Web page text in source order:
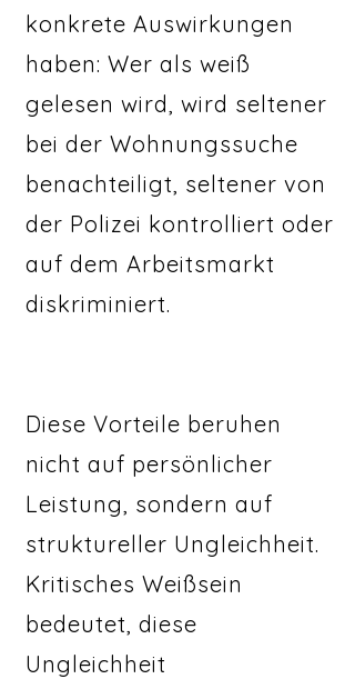
konkrete Auswirkungen
haben: Wer als weiß
gelesen wird, wird seltener
bei der Wohnungssuche
benachteiligt, seltener von
der Polizei kontrolliert oder
auf dem Arbeitsmarkt
diskriminiert.
Diese Vorteile beruhen
nicht auf persönlicher
Leistung, sondern auf
struktureller Ungleichheit.
Kritisches Weißsein
bedeutet, diese
Ungleichheit